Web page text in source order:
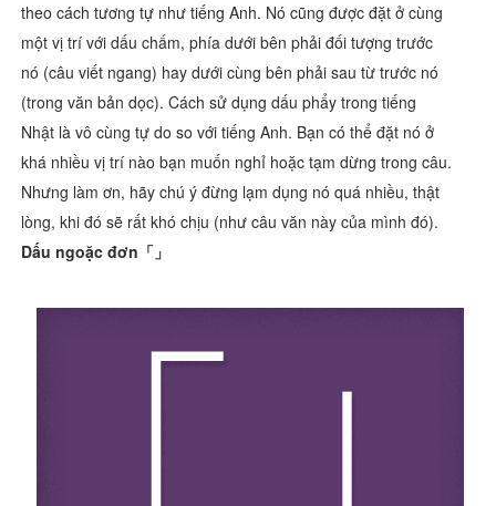
theo cách tương tự như tiếng Anh. Nó cũng được đặt ở cùng
một vị trí với dấu chấm, phía dưới bên phải đối tượng trước
nó (câu viết ngang) hay dưới cùng bên phải sau từ trước nó
(trong văn bản dọc). Cách sử dụng dấu phẩy trong tiếng
Nhật là vô cùng tự do so với tiếng Anh. Bạn có thể đặt nó ở
khá nhiều vị trí nào bạn muốn nghỉ hoặc tạm dừng trong câu.
Nhưng làm ơn, hãy chú ý đừng lạm dụng nó quá nhiều, thật
lòng, khi đó sẽ rất khó chịu (như câu văn này của mình đó).
Dấu ngoặc đơn「」